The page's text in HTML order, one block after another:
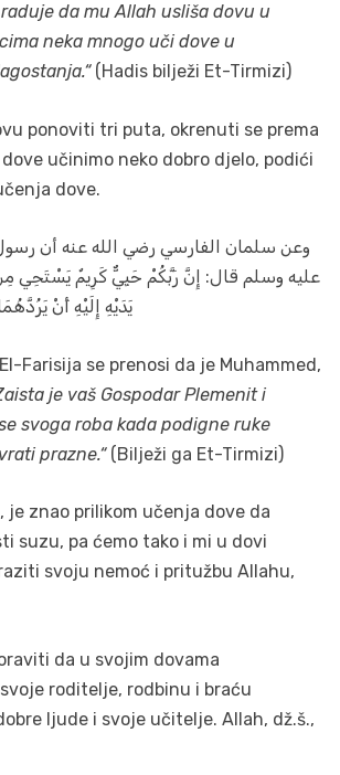
raduje da mu Allah usliša dovu u
neka mnogo uči dove u
(Hadis bilježi Et-Tirmizi)
ponoviti tri puta, okrenuti se prema
učinimo neko dobro djelo, podići
dove.
وعن سلمان الفارسي رضي الله عنه أن
عليه وسلم قال: إِنَّ رَبَّكُمْ حَيِيٌّ كَرِيمٌ يَسْتَحِي
يَدَيْهِ إِلَيْهِ أَنْ
Farisija se prenosi da je Muhammed,
je vaš Gospodar Plemenit i
svoga roba kada podigne ruke
prazne.“(Bilježi ga Et-Tirmizi)
je znao prilikom učenja dove da
suzu, pa ćemo tako i mi u dovi
svoju nemoć i pritužbu Allahu,
da u svojim dovama
roditelje, rodbinu i braću
ljude i svoje učitelje. Allah, dž.š.,